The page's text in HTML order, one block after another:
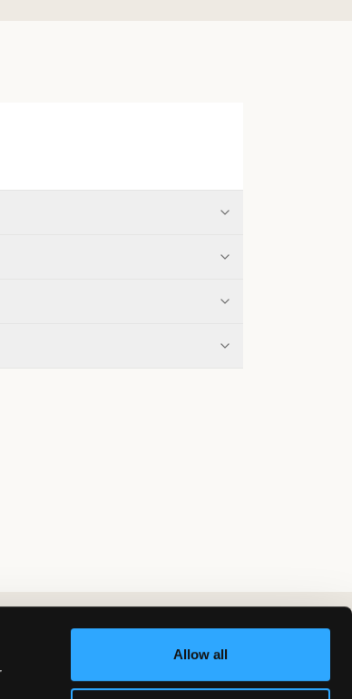
Allow all